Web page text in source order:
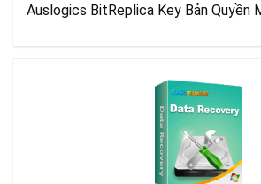
Auslogics BitReplica Key Bản Quyền